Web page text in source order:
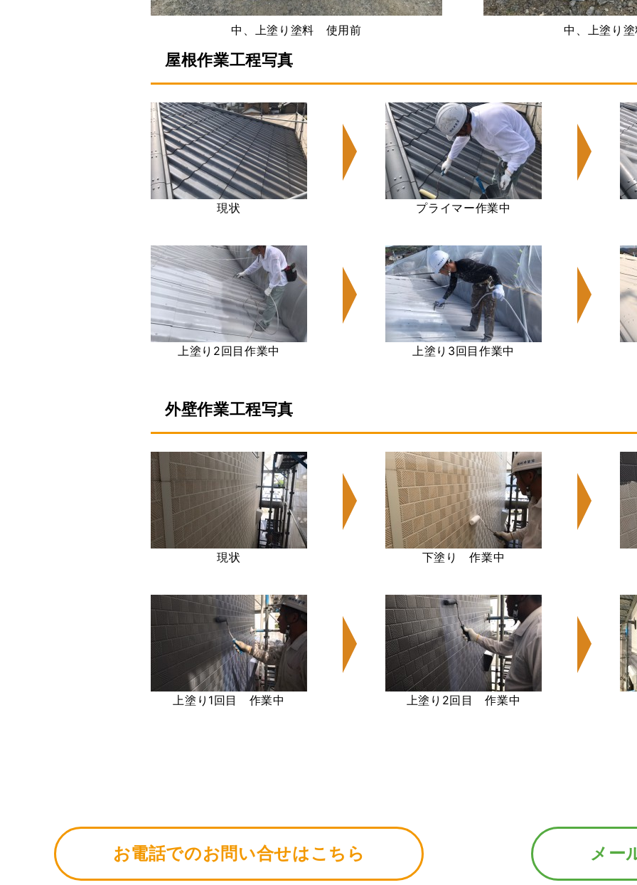
中、上塗り塗料 使用前 中、上塗り
屋根作業工程写真
現状 プライマー作業中
上塗り2回目作業中 上塗り3回目作業中
外壁作業工程写真
現状 下塗り 作業中
上塗り1回目 作業中 上塗り2回目 作業中
お電話でのお問い合せはこちら メー